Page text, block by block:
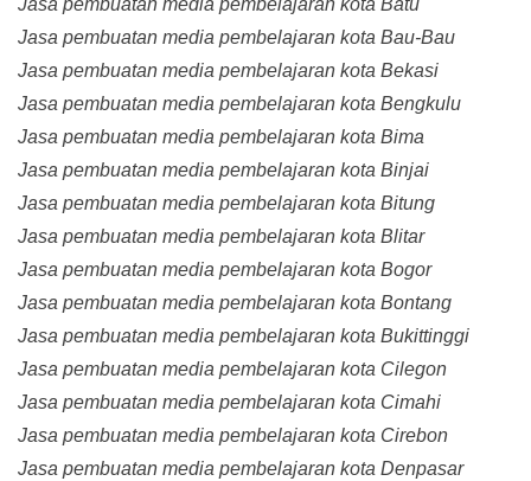
Jasa pembuatan media pembelajaran kota Batu
Jasa pembuatan media pembelajaran kota Bau-Bau
Jasa pembuatan media pembelajaran kota Bekasi
Jasa pembuatan media pembelajaran kota Bengkulu
Jasa pembuatan media pembelajaran kota Bima
Jasa pembuatan media pembelajaran kota Binjai
Jasa pembuatan media pembelajaran kota Bitung
Jasa pembuatan media pembelajaran kota Blitar
Jasa pembuatan media pembelajaran kota Bogor
Jasa pembuatan media pembelajaran kota Bontang
Jasa pembuatan media pembelajaran kota Bukittinggi
Jasa pembuatan media pembelajaran kota Cilegon
Jasa pembuatan media pembelajaran kota Cimahi
Jasa pembuatan media pembelajaran kota Cirebon
Jasa pembuatan media pembelajaran kota Denpasar